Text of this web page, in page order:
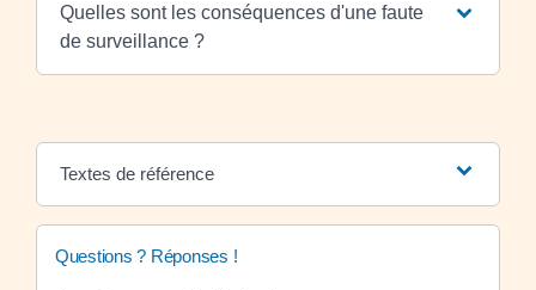
Quelles sont les conséquences d'une faute
de surveillance ?
Textes de référence
Questions ? Réponses !